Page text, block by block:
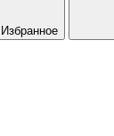
Избранное